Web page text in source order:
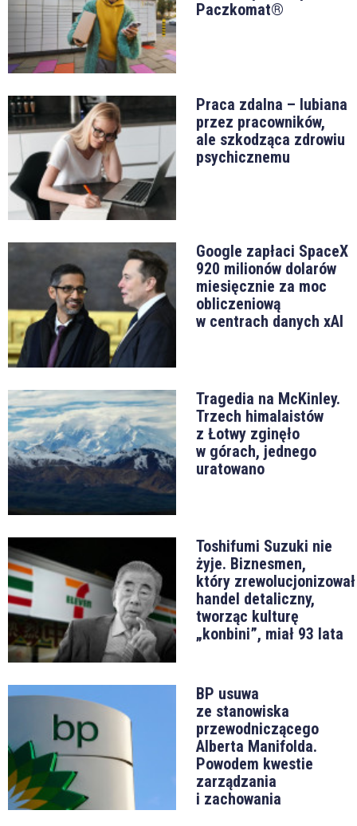
Paczkomat®
Praca zdalna – lubiana
przez pracowników,
ale szkodząca zdrowiu
psychicznemu
Google zapłaci SpaceX
920 milionów dolarów
miesięcznie za moc
obliczeniową
w centrach danych xAI
Tragedia na McKinley.
Trzech himalaistów
z Łotwy zginęło
w górach, jednego
uratowano
Toshifumi Suzuki nie
żyje. Biznesmen,
który zrewolucjonizował
handel detaliczny,
tworząc kulturę
„konbini”, miał 93 lata
BP usuwa
ze stanowiska
przewodniczącego
Alberta Manifolda.
Powodem kwestie
zarządzania
i zachowania